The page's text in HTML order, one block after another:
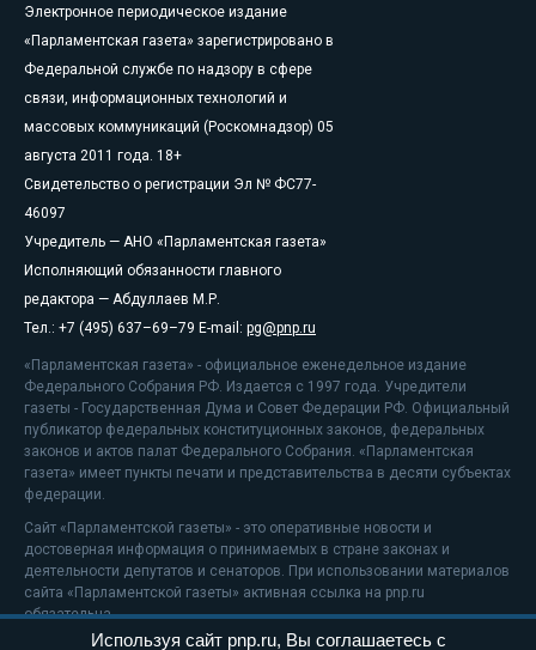
Электронное периодическое издание
«Парламентская газета» зарегистрировано в
Федеральной службе по надзору в сфере
связи, информационных технологий и
массовых коммуникаций (Роскомнадзор) 05
августа 2011 года. 18+
Свидетельство о регистрации Эл № ФС77-
46097
Учредитель — АНО «Парламентская газета»
Исполняющий обязанности главного
редактора — Абдуллаев М.Р.
Тел.: +7 (495) 637–69–79 E-mail: pg@pnp.ru
«Парламентская газета» - официальное еженедельное издание
Федерального Собрания РФ. Издается с 1997 года. Учредители
газеты - Государственная Дума и Совет Федерации РФ. Официальный
публикатор федеральных конституционных законов, федеральных
законов и актов палат Федерального Собрания. «Парламентская
газета» имеет пункты печати и представительства в десяти субъектах
федерации.
Сайт «Парламентской газеты» - это оперативные новости и
достоверная информация о принимаемых в стране законах и
деятельности депутатов и сенаторов. При использовании материалов
сайта «Парламентской газеты» активная ссылка на pnp.ru
обязательна.
Используя сайт pnp.ru, Вы соглашаетесь с